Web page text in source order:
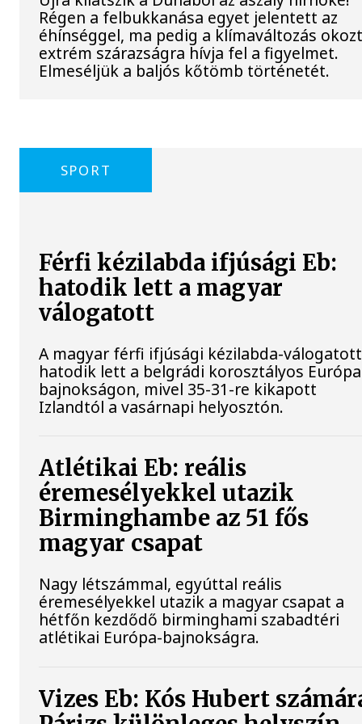
Régen a felbukkanása egyet jelentett az
éhínséggel, ma pedig a klímaváltozás
extrém szárazságra hívja fel a figyelmet.
Elmeséljük a baljós kőtömb történetét.
SPORT
Férfi kézilabda ifjúsági Eb:
hatodik lett a magyar
válogatott
A magyar férfi ifjúsági kézilabda-válogatott
hatodik lett a belgrádi korosztályos
bajnokságon, mivel 35-31-re kikapott
Izlandtól a vasárnapi helyosztón.
Atlétikai Eb: reális
éremesélyekkel utazik
Birminghambe az 51 fős
magyar csapat
Nagy létszámmal, egyúttal reális
éremesélyekkel utazik a magyar csapat a
hétfőn kezdődő birminghami szabadtéri
atlétikai Európa-bajnokságra.
Vizes Eb: Kós Hubert